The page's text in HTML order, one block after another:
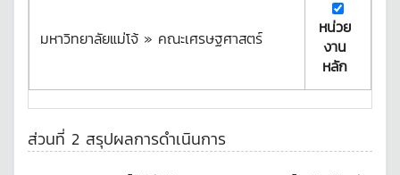
มหาวิทยาลัยแม่โจ้ » คณะเศรษฐศาสตร์
หน่วย
งาน
หลัก
ส่วนที่ 2 สรุปผลการดำเนินการ